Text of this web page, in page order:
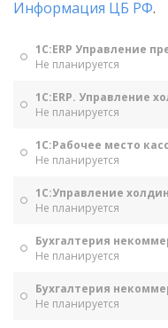
Информация ЦБ РФ.
1С:ERP Управление
Не планируется
1С:ERP. Управление
Не планируется
1С:Рабочее место
Не планируется
1С:Управление
Не планируется
Бухгалтерия
Не планируется
Бухгалтерия
Не планируется